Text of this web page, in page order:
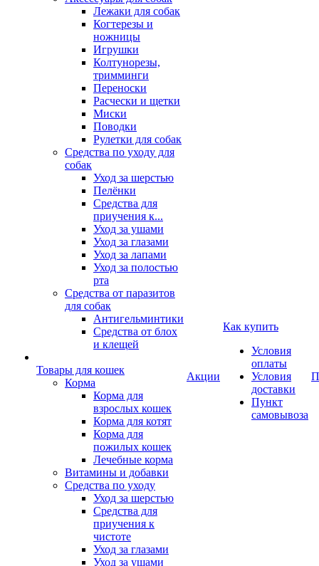
Лежаки для собак
Когтерезы и
ножницы
Игрушки
Колтунорезы,
тримминги
Переноски
Расчески и щетки
Миски
Поводки
Рулетки для собак
Средства по уходу для
собак
Уход за шерстью
Пелёнки
Средства для
приучения к...
Уход за ушами
Уход за глазами
Уход за лапами
Уход за полостью
рта
Средства от паразитов
для собак
Антигельминтики
Средства от блох
и клещей
Товары для кошек
Корма
Корма для
взрослых кошек
Корма для котят
Корма для
пожилых кошек
Лечебные корма
Витамины и добавки
Средства по уходу
Уход за шерстью
Средства для
приучения к
чистоте
Уход за глазами
Уход за ушами
Акции
Как купить
Условия
оплаты
Условия
доставки
Пункт
самовывоза